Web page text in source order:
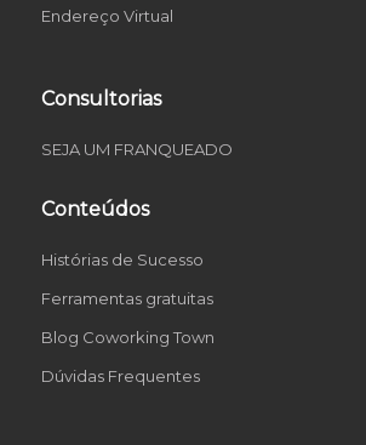
Endereço Virtual
Consultorias
SEJA UM FRANQUEADO
Conteúdos
Histórias de Sucesso
Ferramentas gratuitas
Blog Coworking Town
Dúvidas Frequentes